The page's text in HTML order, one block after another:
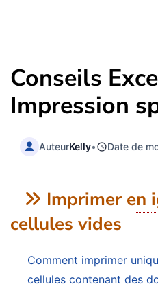
Conseils
Impression
AuteurKelly• Date de
Imprimer en
cellules vides
Comment imprimer
cellules contenant des